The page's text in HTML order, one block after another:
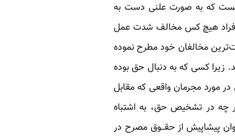
که به صورت علنی دست به
افراد هیچ کس مخالف شدت عمل
مخالفان خود مطرح نموده
کسی که به دنبال حق بوده
در مورد مجرمان واقعی که مقابل
چه در تشخیص حق، به اشتباه
پیشاپیش از حقــوق مصرح در